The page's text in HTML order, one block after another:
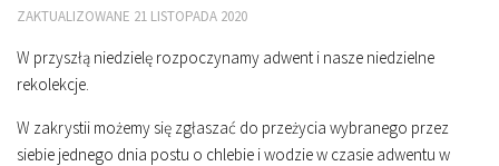
ZAKTUALIZOWANE 21 LISTOPADA 2020
W przyszłą niedzielę rozpoczynamy adwent i nasze niedzielne
rekolekcje.
W zakrystii możemy się zgłaszać do przeżycia wybranego przez
siebie jednego dnia postu o chlebie i wodzie w czasie adwentu w